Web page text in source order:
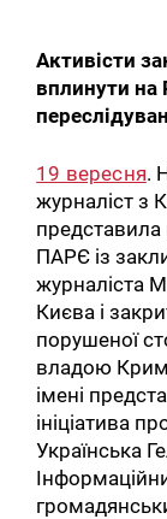
Активісти
вплинути
19 вересня.
журналіст з
представила
ПАРЄ із
журналіста
Києва і
порушеної
владою
імені
ініціатива
Українська